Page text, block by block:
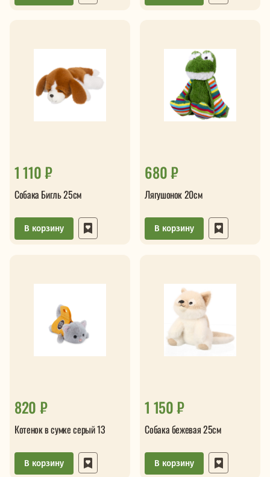
1 110 ₽
Собака Бигль 25см
В корзину
680 ₽
Лягушонок 20см
В корзину
820 ₽
Котенок в сумке серый 13
В корзину
1 150 ₽
Собака бежевая 25см
В корзину